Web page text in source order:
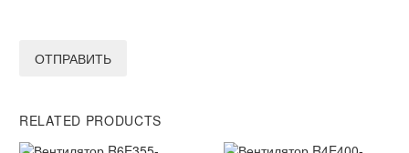
ОТПРАВИТЬ
RELATED PRODUCTS